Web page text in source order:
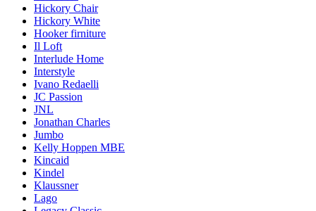
Hickory Chair
Hickory White
Hooker firniture
Il Loft
Interlude Home
Interstyle
Ivano Redaelli
JC Passion
JNL
Jonathan Charles
Jumbo
Kelly Hoppen MBE
Kincaid
Kindel
Klaussner
Lago